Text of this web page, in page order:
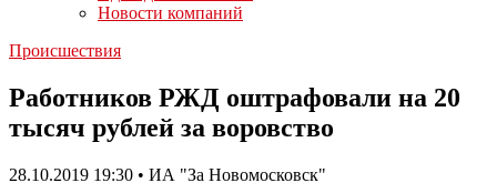
Новости компаний
Происшествия
Работников РЖД оштрафовали на 20
тысяч рублей за воровство
28.10.2019 19:30 • ИА "За Новомосковск"